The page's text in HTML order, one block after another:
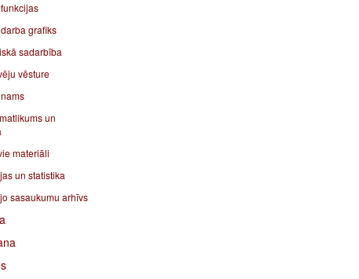
grafiks
sadarbība
vēsture
un
materiāli
un statistika
sasaukumu arhīvs